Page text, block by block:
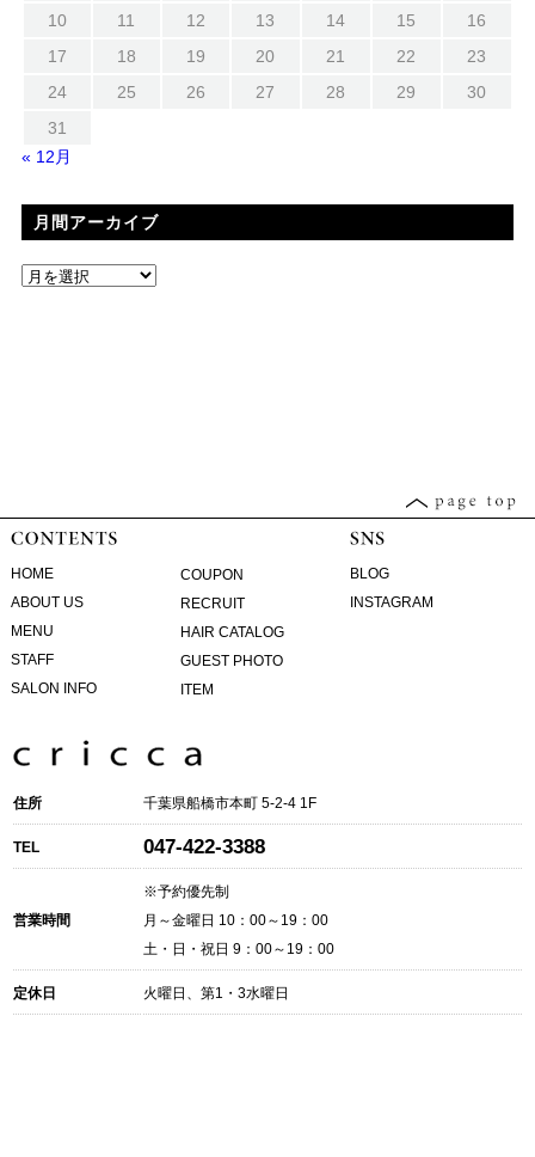
10
11 12 13 14 15
16
17
18 19 20 21 22
23
24
25 26 27 28 29
30
31
« 12月
月間アーカイブ
HOME
ABOUT US
MENU
STAFF
SALON INFO
COUPON
RECRUIT
HAIR CATALOG
GUEST PHOTO
ITEM
BLOG
INSTAGRAM
住所 千葉県船橋市本町 5-2-4 1F
TEL 047-422-3388
営業時間
※予約優先制
月～金曜日 10：00～19：00
土・日・祝日 9：00～19：00
定休日 火曜日、第1・3水曜日